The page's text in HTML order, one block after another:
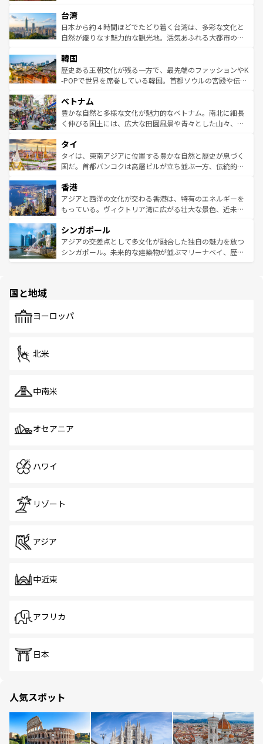
ならではの贅沢な旅のスタイルだ。 なお、新着のアメリカ
情報はコンテンツ一覧を参照してほしい。
れるおもてなしの心で訪れる人々を迎えてくれるハワイの
人々、おいしいローカルフードやハワイアンミュージッ
ク、伝統的なフラダンスなど、すべてがハワイの魅力を彩
ワイを、存分に味わってほしい。 なお、新着のハワイ情報
はコンテンツ一覧を参照してほしい。
リアリーフや大陸中央部にそびえるウルル（エアーズロッ
ク）、タスマニアの美しい原生林やケアンズの熱帯雨林な
ど、見どころがたくさん。また、カフェやワイン、オージ
いる。アクティビティも充実しており、サーフィンやダイ
ビング、ハイキングなど、アウトドア好きにはたまらな
い。オーストラリアの多彩な魅力を存分に味わいつくそ
参照してほしい。
台湾
日本から約４時間ほどでたどり着く台湾は、多彩な文化と
自然が織りなす魅力的な観光地。活気あふれる大都市の台
ン）、静ひつな山岳地帯である台湾東部など、都市の喧騒
と山間の静けさが共存しており、訪れる人に新しい発見と
驚きをもたらしてくれる。また、奥深い台湾の食文化も魅
容にもいいと評判のスイーツなど、バラエティ豊かな料理
が味わえる。 なお、新着の台湾情報は コンテンツ一覧を参
照してほしい。
韓国
歴史ある王朝文化が残る一方で、最先端のファッションやK
-POPで世界を席巻している韓国。首都ソウルの宮殿や伝統
き、地方に足を延ばせば四季折々の自然美を楽しむことが
できる。そして、キムチや焼肉、絶品のストリートフード
まで、さまざまな韓国料理が待っている。夜には、韓国な
リティに包まれながら、韓国の多彩な魅力を心ゆくまで味
わってみてほしい。 なお、新着の韓国情報はコンテンツ一
覧を参照してほしい。
ベトナム
豊かな自然と多様な文化が魅力的なベトナム。南北に細長
く伸びる国土には、広大な田園風景や青々とした山々、世
急速な発展と共に伝統が息づく。ハノイの古い町並みやホ
ーチミン市のフランス統治時代の建物も、独特の雰囲気を
醸し出している。また、バラエティの豊かさとおいしさで
とつ。フォーやバインミー、ベトナムコーヒーなどは、ぜ
ひ現地で味わいたい。どの地域を訪れてもあたたかい人々
が旅行者を迎えてくれるので、きっと忘れられない旅にな
参照してほしい。
タイ
タイは、東南アジアに位置する豊かな自然と歴史が息づく
国だ。首都バンコクは高層ビルが立ち並ぶ一方、伝統的な
の活気が交差している。北部ではチェンマイなどの山岳地
帯で自然と触れ合い、南部ではプーケットやクラビの美し
いビーチでリゾート気分を楽しむことができる。タイ料理
激する。気候は一年中温暖で、どの季節にも異なる楽しみ
が待っている。親しみやすいタイの人々、仏教を中心とし
た文化、そして多様な観光資源が、訪れる旅人を魅了し続
香港
アジアと西洋の文化が交わる香港は、特有のエネルギーを
もっている。ヴィクトリア湾に広がる壮大な景色、近未来
み、どこを訪れても感動するはず。観光スポットが密集し
ており、効率よく見どころを回れるのも魅力。息をのむよ
うな絶景から文化的な体験まで、香港を存分に楽しみ尽く
シンガポール
アジアの交差点として多文化が融合した独自の魅力を放つ
シンガポール。未来的な建築物が並ぶマリーナベイ、歴史
で、ホーカーズは地元の風情を楽しめる外せないスポット
国と地域
ヨーロッパ
北米
中南米
オセアニア
ハワイ
リゾート
アジア
中近東
アフリカ
日本
人気スポット